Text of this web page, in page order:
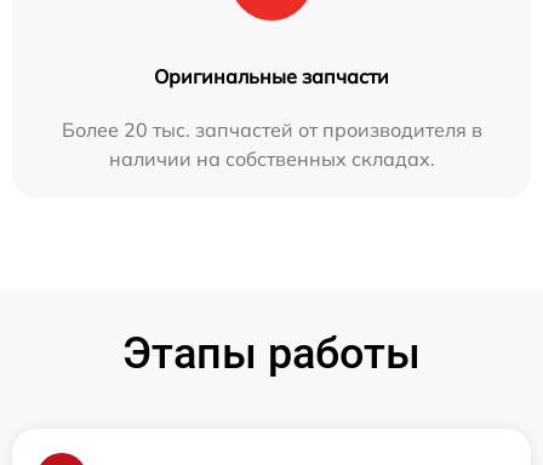
Оригинальные запчасти
Более 20 тыс. запчастей от производителя в
наличии на собственных складах.
Этапы работы